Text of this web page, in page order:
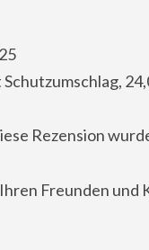
Rezension
Freunden und